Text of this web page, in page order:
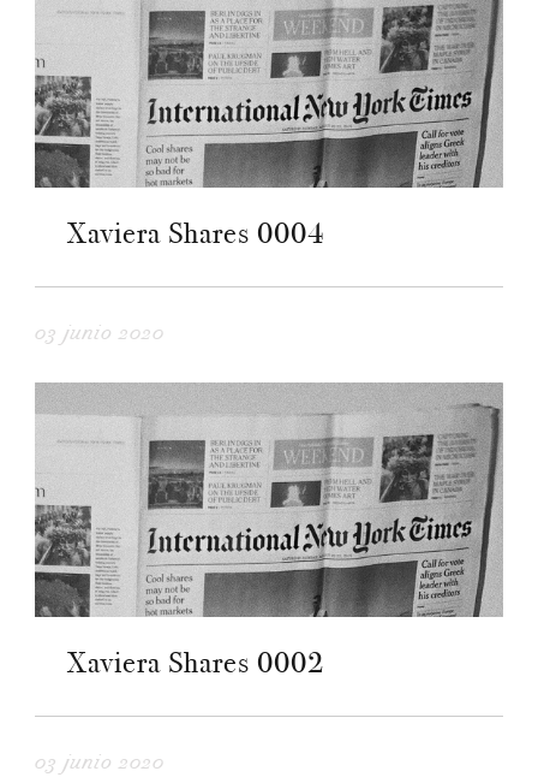
Xaviera Shares 0004
03 junio 2020
Xaviera Shares 0002
03 junio 2020